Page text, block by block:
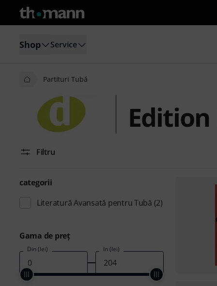
Shop Service
Partituri Tubă
Filtru
categorii
Literatură Avansată pentru Tubă (2)
Gama de preţ
Din (lei) În (lei)